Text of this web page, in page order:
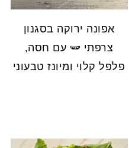
אפונה ירוקה בסגנון
צרפתי 🫛 עם חסה,
פלפל קלוי ומיונז טבעוני